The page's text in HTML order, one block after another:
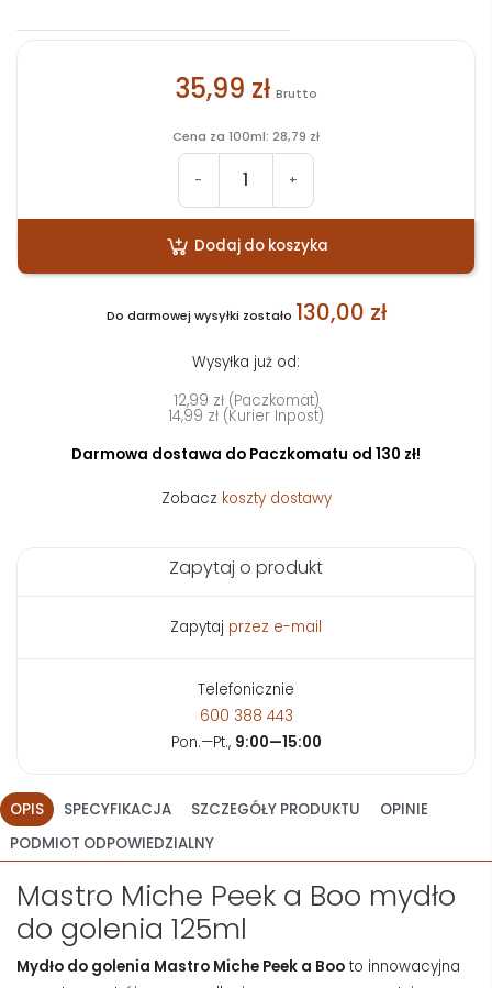
35,99 zł Brutto
Cena za 100ml: 28,79 zł
- +
Dodaj do koszyka
Do darmowej wysyłki zostało 130,00 zł
Wysyłka już od:
12,99 zł (Paczkomat)
14,99 zł (Kurier Inpost)
Darmowa dostawa do Paczkomatu od 130 zł!
Zobacz koszty dostawy
Zapytaj o produkt
Zapytaj przez e-mail
Telefonicznie
600 388 443
Pon.—Pt., 9:00—15:00
OPIS SPECYFIKACJA SZCZEGÓŁY PRODUKTU
OPINIE
PODMIOT ODPOWIEDZIALNY
Mastro Miche Peek a Boo mydło
do golenia 125ml
Mydło do golenia Mastro Miche Peek a Boo to innowacyjna